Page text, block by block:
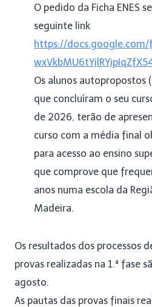
O pedido da Ficha ENES
seguinte link
https://docs.google.com/
Os alunos autopropostos
que concluíram o seu
de 2026, terão de
curso com a média final
para acesso ao ensino
que comprove que
anos numa escola da
Madeira.
Os resultados dos processos
provas realizadas na 1.ª fase
agosto.
As pautas das provas finais